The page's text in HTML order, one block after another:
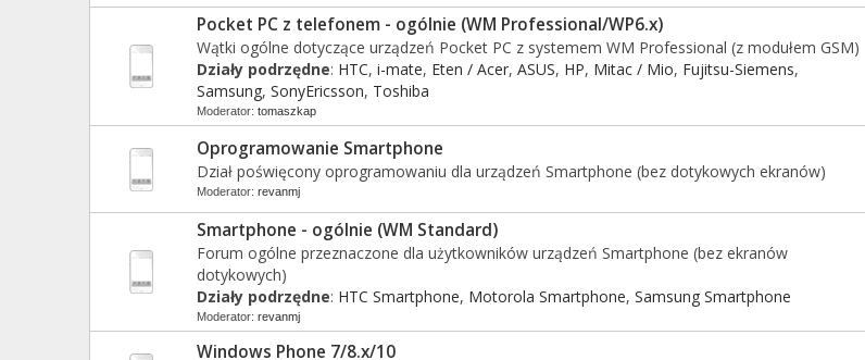
Pocket PC z telefonem - ogólnie (WM Professional/WP6.x)
Wątki ogólne dotyczące urządzeń Pocket PC z systemem WM Professional (z modułem GSM)
Działy podrzędne: HTC,i-mate, Eten / Acer,ASUS, HP, Mitac / Mio, Fujitsu-Siemens,
Samsung,SonyEricsson, Toshiba
Moderator:tomaszkap
Oprogramowanie Smartphone
Dział poświęcony oprogramowaniu dla urządzeń Smartphone (bez dotykowych ekranów)
Moderator:revanmj
Smartphone - ogólnie (WM Standard)
Forum ogólne przeznaczone dla użytkowników urządzeń Smartphone (bez ekranów
dotykowych)
Działy podrzędne: HTC Smartphone, Motorola Smartphone,Samsung Smartphone
Moderator:revanmj
Windows Phone 7/8.x/10